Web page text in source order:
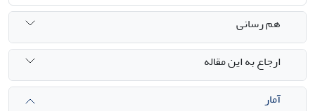
هم رسانی
ارجاع به این مقاله
آمار